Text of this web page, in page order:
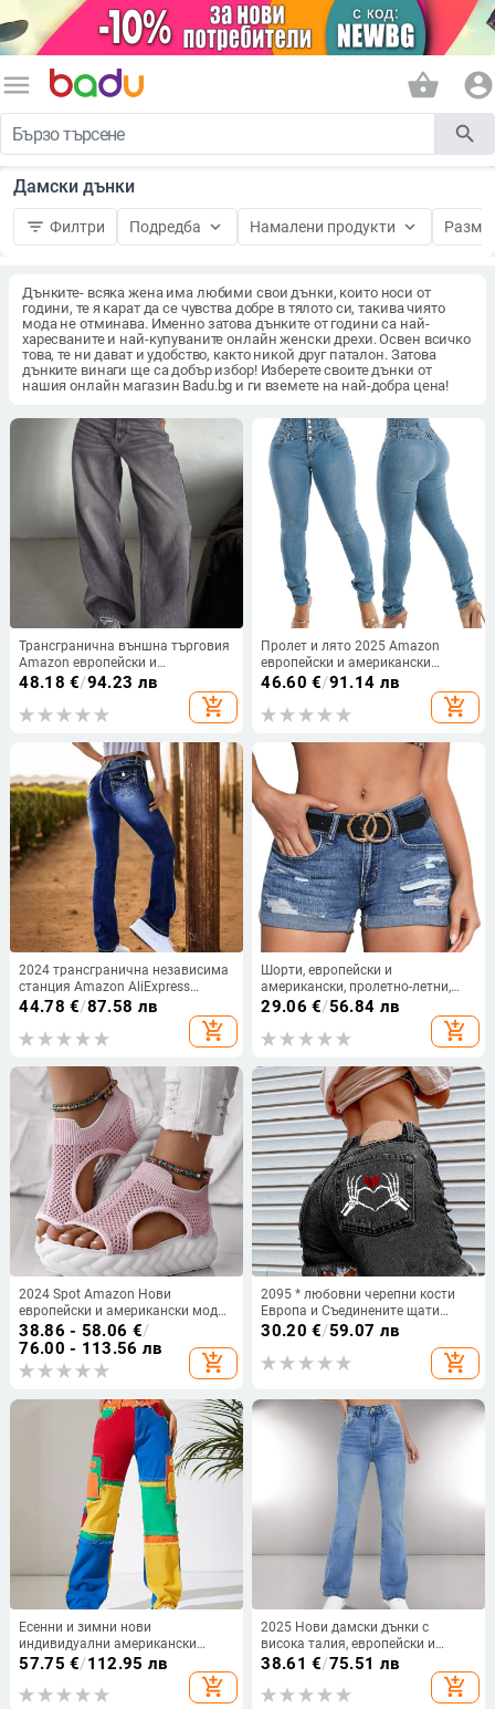
menu shopping_basket account_circle
search
Дамски дънки
filter_list Филтри Подредба keyboard_arrow_down Намалени продукти keyboard_arrow_down
Дънките- всяка жена има любими свои дънки, които носи от
години, те я карат да се чувства добре в тялото си, такива чиято
мода не отминава. Именно затова дънките от години са най-
харесваните и най-купуваните онлайн женски дрехи. Освен всичко
това, те ни дават и удобство, както никой друг паталон. Затова
дънките винаги ще са добър избор! Изберете своите дънки от
нашия онлайн магазин Badu.bg и ги вземете на най-добра цена!
Трансгранична външна търговия
Amazon европейски и
американски стил ежедневни
прави широки изпрани дънки за
жени универсални панталони
48.18 €/94.23 лв
add_shopping_cart
Пролет и лято 2025 Amazon
европейски и американски
трансгранични нови дънкови
дамски панталони с висока
талия, ежедневни дънки за жени
46.60 €/91.14 лв
add_shopping_cart
2024 трансгранична независима
станция Amazon AliExpress
желание бродиран джоб ниска
талия тънък дънков панталон за
жени
44.78 €/87.58 лв
add_shopping_cart
Шорти, европейски и
американски, пролетно-летни,
нови, Amazon Ebay, измити,
скъсани, с дупки, избелени, с
висока талия, слим крой, дамски
29.06 €/56.84 лв
add_shopping_cart
2024 Spot Amazon Нови
европейски и американски модни
плетени ежедневни спортни
обувки
38.86 - 58.06 €/
76.00 - 113.56 лв
add_shopping_cart
2095 * любовни черепни кости
Европа и Съединените щати
улични дупки пискюл дънкови
шорти независима станция
главна линия станция
30.20 €/59.07 лв
add_shopping_cart
Есенни и зимни нови
индивидуални американски
цветни улични шевове,
изтъркани, универсални, с висока
талия, свободни, прави дънкови
57.75 €/112.95 лв
add_shopping_cart
2025 Нови дамски дънки с
висока талия, европейски и
американски стил, светло сини,
разкроени, слим крой, модерни
панталони
38.61 €/75.51 лв
add_shopping_cart